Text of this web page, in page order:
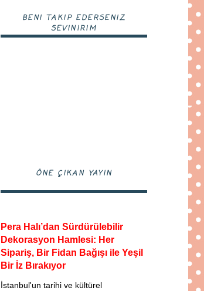
BENI TAKIP EDERSENIZ
SEVINIRIM
ÖNE ÇIKAN YAYIN
Pera Halı’dan Sürdürülebilir
Dekorasyon Hamlesi: Her
Sipariş, Bir Fidan Bağışı ile Yeşil
Bir İz Bırakıyor
İstanbul'un tarihi ve kültürel